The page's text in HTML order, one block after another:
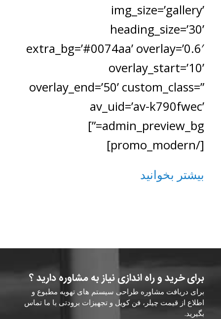
img_size=’gallery’
heading_size=’30’
extra_bg=’#0074aa’ overlay=’0.6′
overlay_start=’10’
overlay_end=’50’ custom_class=”
av_uid=’av-k790fwec’
admin_preview_bg=”]
[/promo_modern]
بیشتر بخوانید
برای خرید و راه اندازی نیاز به مشاوره دارید ؟
برای دریافت مشاوره طراحی سیستم های تهویه مطبوع و
اطلاع از قیمت چیلر، فن کویل و تجهیزات برودتی با ما تماس
بگیرید.